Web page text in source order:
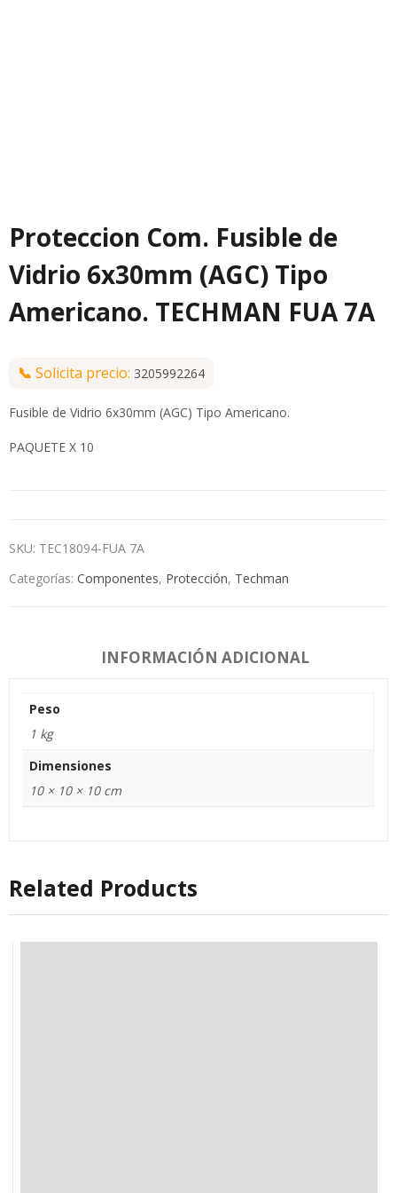
Proteccion Com. Fusible de
Vidrio 6x30mm (AGC) Tipo
Americano. TECHMAN FUA 7A
📞 Solicita precio: 3205992264
Fusible de Vidrio 6x30mm (AGC) Tipo Americano.
PAQUETE X 10
SKU: TEC18094-FUA 7A
Categorías: Componentes, Protección, Techman
INFORMACIÓN ADICIONAL
Peso
1 kg
Dimensiones
10 × 10 × 10 cm
Related Products